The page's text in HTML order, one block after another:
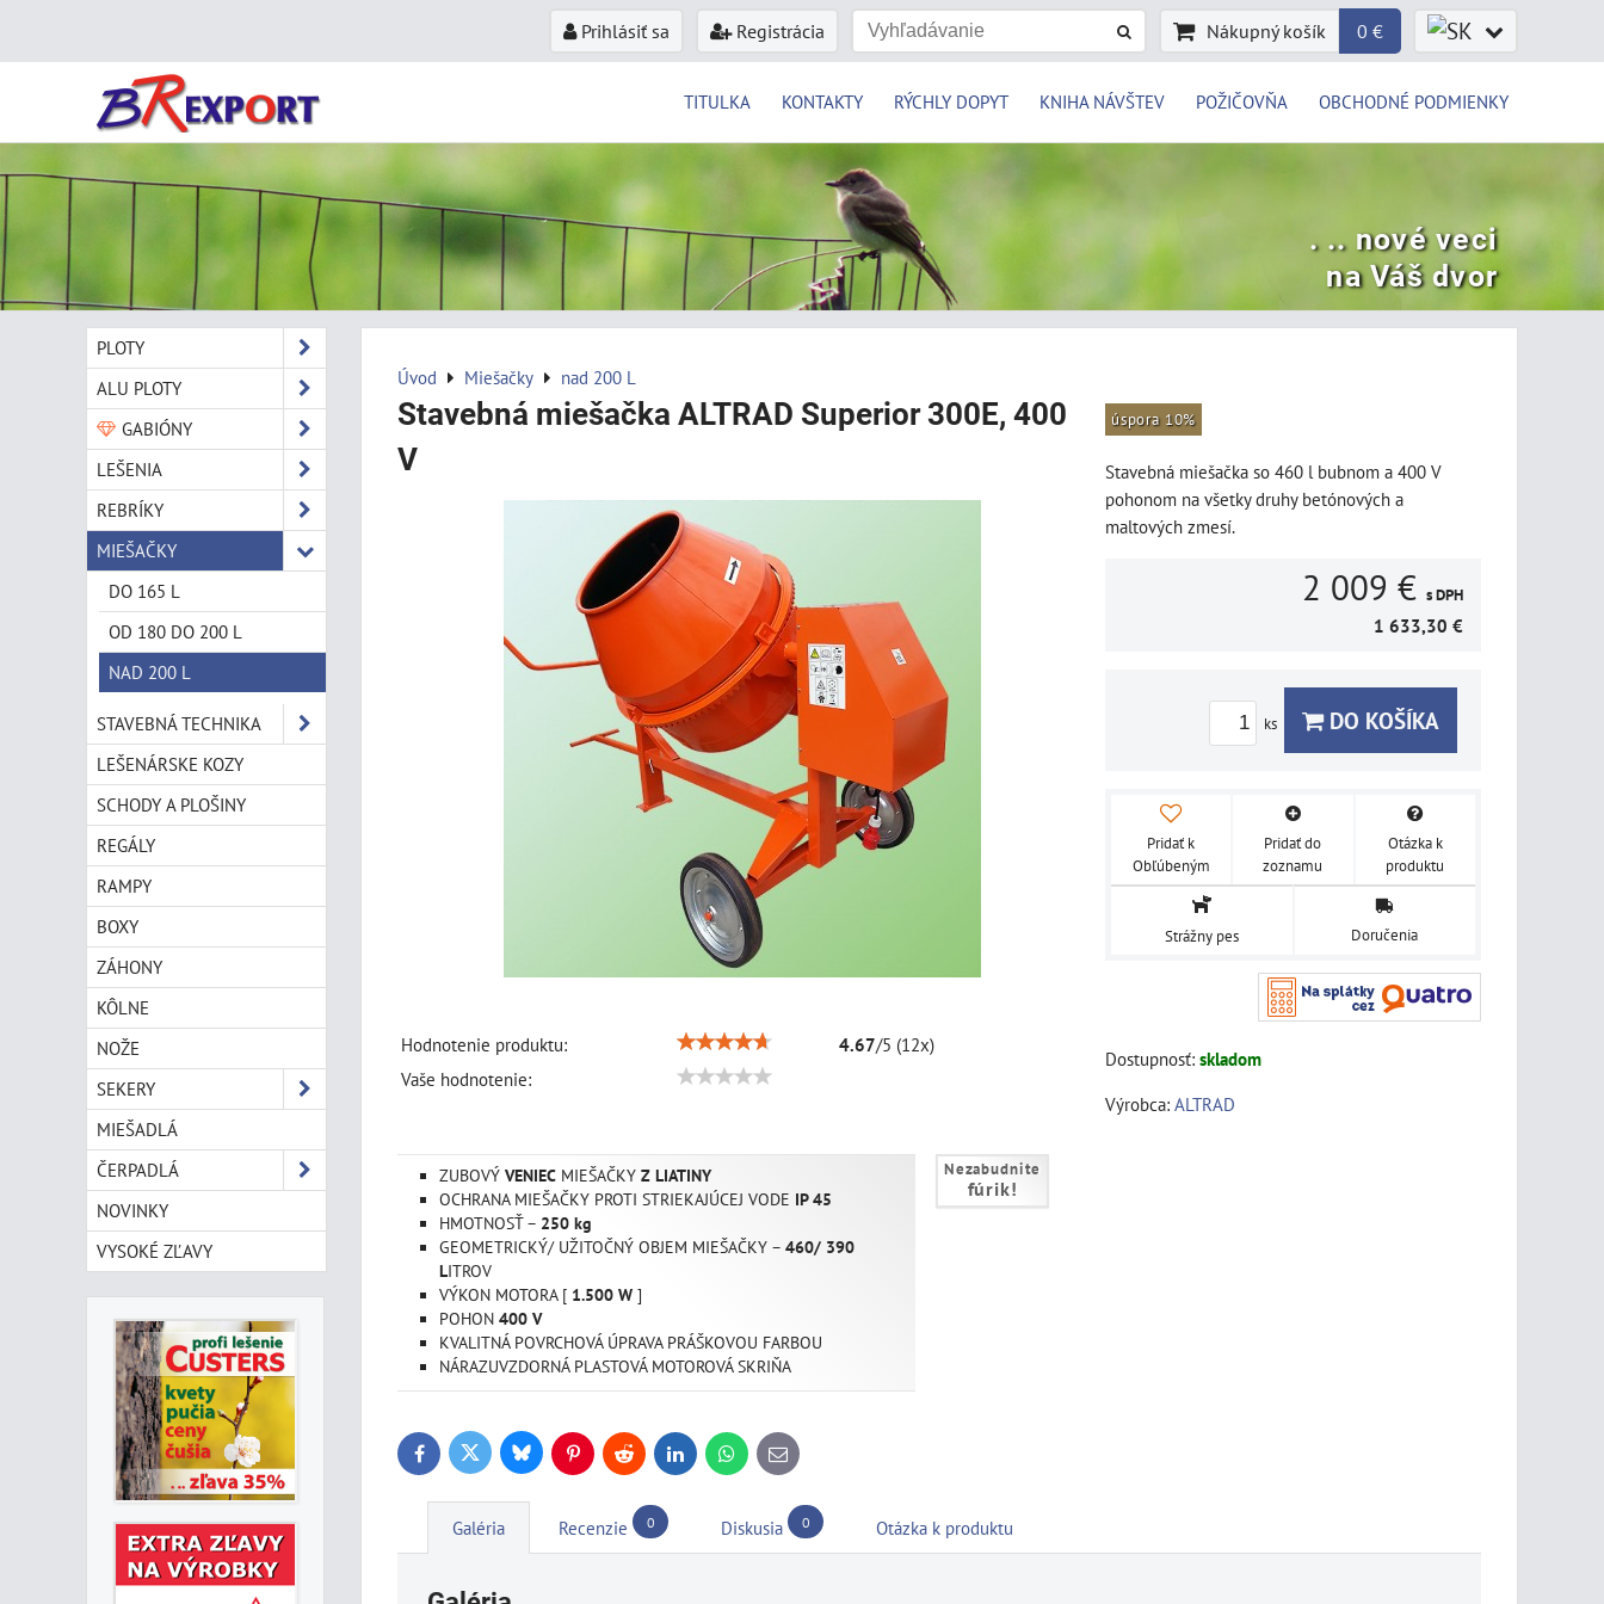
Prihlásiť sa Registrácia Nákupný košík 0 €
TITULKA KONTAKTY RÝCHLY DOPYT KNIHA NÁVŠTEV POŽIČOVŇA OBCHODNÉ PODMIENKY
. .. nové veci
na Váš dvor
Úvod Miešačky nad 200 L
Stavebná miešačka ALTRAD Superior 300E, 400
V
Hodnotenie produktu: 4.67/5 (12x)
Vaše hodnotenie:
úspora 10%
Stavebná miešačka so 460 l bubnom a 400 V
pohonom na všetky druhy betónových a
maltových zmesí.
2 009 € s DPH
1 633,30 €
ks DO KOŠÍKA
Pridať k
Obľúbeným
Pridať do
zoznamu
Otázka k
produktu
Strážny pes Doručenia
Dostupnosť: skladom
Výrobca: ALTRAD
ZUBOVÝ VENIECMIEŠAČKY Z LIATINY
OCHRANA MIEŠAČKY PROTI STRIEKAJÚCEJ VODE IP 45
HMOTNOSŤ – 250 kg
GEOMETRICKÝ/ UŽITOČNÝ OBJEM MIEŠAČKY – 460/ 390
LITROV
VÝKON MOTORA [ 1.500 W]
POHON 400 V
KVALITNÁ POVRCHOVÁ ÚPRAVA PRÁŠKOVOU FARBOU
NÁRAZUVZDORNÁ PLASTOVÁ MOTOROVÁ SKRIŇA
Nezabudnite
fúrik!
FacebookTwitter BlueskyPinterestReddit LinkedInWhatsApp
E-
mail
Galéria Recenzie 0 Diskusia 0 Otázka k produktu
PLOTY
ALU PLOTY
GABIÓNY
LEŠENIA
REBRÍKY
MIEŠAČKY
DO 165 L
OD 180 DO 200 L
NAD 200 L
STAVEBNÁ TECHNIKA
LEŠENÁRSKE KOZY
SCHODY A PLOŠINY
REGÁLY
RAMPY
BOXY
ZÁHONY
KÔLNE
NOŽE
SEKERY
MIEŠADLÁ
ČERPADLÁ
NOVINKY
VYSOKÉ ZĽAVY